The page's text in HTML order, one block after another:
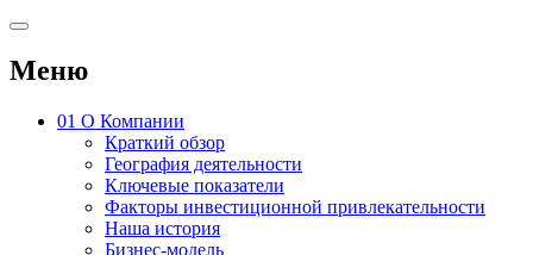
Меню
01 О Компании
Краткий обзор
География деятельности
Ключевые показатели
Факторы инвестиционной привлекательности
Наша история
Бизнес-модель